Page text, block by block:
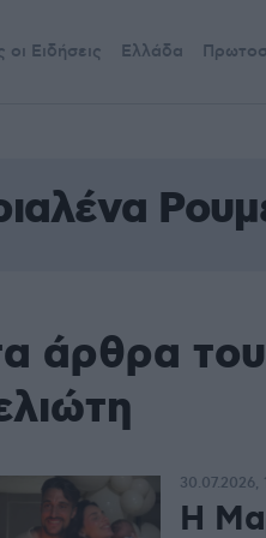
οι Ειδήσεις Ελλάδα
άρθρα
Η
30.07.2026,